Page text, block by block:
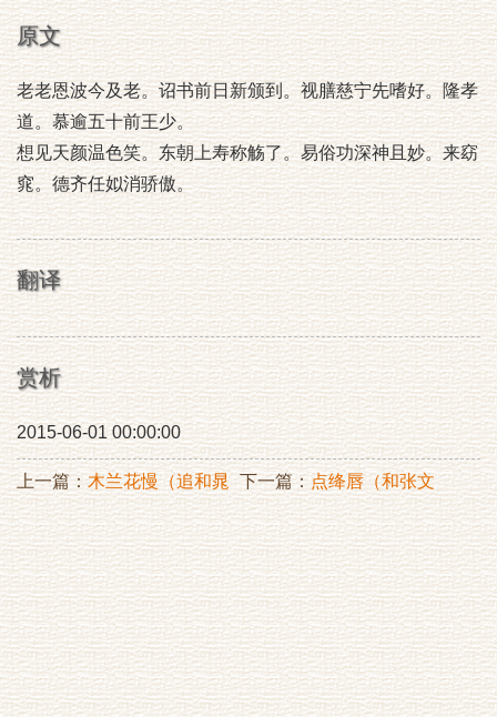
原文
老老恩波今及老。诏书前日新颁到。视膳慈宁先嗜好。隆孝
道。慕逾五十前王少。
想见天颜温色笑。东朝上寿称觞了。易俗功深神且妙。来窈
窕。德齐任姒消骄傲。
翻译
赏析
2015-06-01 00:00:00
上一篇：木兰花慢（追和晁
次膺）
下一篇：点绛唇（和张文
伯）